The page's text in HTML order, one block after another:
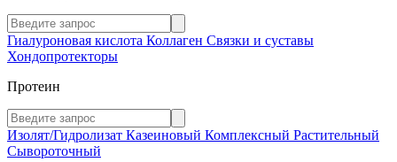
Гиалуроновая кислота Коллаген Связки и суставы
Хондопротекторы
Протеин
Изолят/Гидролизат Казеиновый Комплексный Растительный
Сывороточный